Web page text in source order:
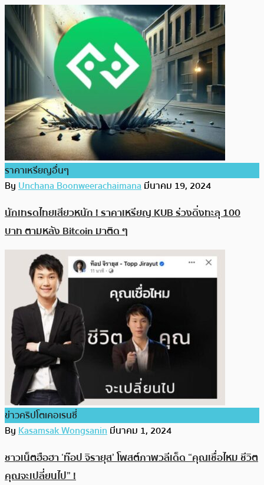
ราคาเหรียญอื่นๆ
ByUnchana Boonweerachaimanaมีนาคม 19, 2024
นักเทรดไทยเสียวหนัก ! ราคาเหรียญ KUB ร่วงดิ่งทะลุ 100
บาท ตามหลัง Bitcoin มาติด ๆ
ข่าวคริปโตเคอเรนซี่
ByKasamsak Wongsaninมีนาคม 1, 2024
ชาวเน็ตฮือฮา ‘ท๊อป จิรายุส’ โพสต์ภาพวลีเด็ด “คุณเชื่อไหม ชีวิต
คุณจะเปลี่ยนไป” !